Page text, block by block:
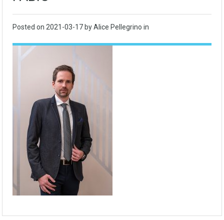
Posted on 2021-03-17 by Alice Pellegrino in